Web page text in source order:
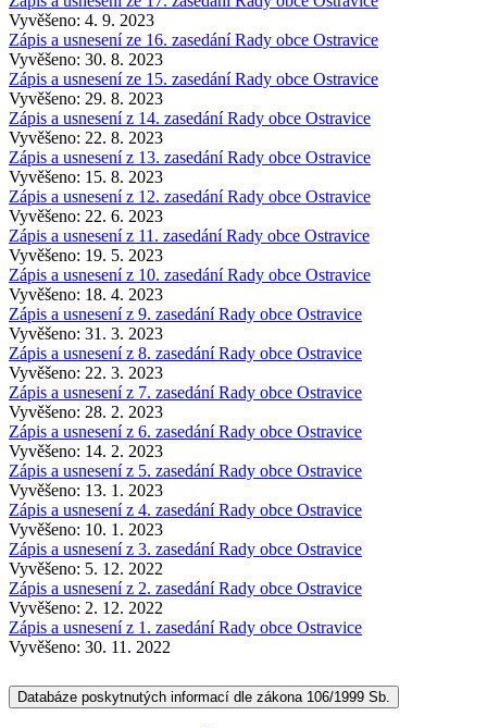
Vyvěšeno: 4. 9. 2023
Zápis a usnesení ze 16. zasedání Rady obce Ostravice
Vyvěšeno: 30. 8. 2023
Zápis a usnesení ze 15. zasedání Rady obce Ostravice
Vyvěšeno: 29. 8. 2023
Zápis a usnesení z 14. zasedání Rady obce Ostravice
Vyvěšeno: 22. 8. 2023
Zápis a usnesení z 13. zasedání Rady obce Ostravice
Vyvěšeno: 15. 8. 2023
Zápis a usnesení z 12. zasedání Rady obce Ostravice
Vyvěšeno: 22. 6. 2023
Zápis a usnesení z 11. zasedání Rady obce Ostravice
Vyvěšeno: 19. 5. 2023
Zápis a usnesení z 10. zasedání Rady obce Ostravice
Vyvěšeno: 18. 4. 2023
Zápis a usnesení z 9. zasedání Rady obce Ostravice
Vyvěšeno: 31. 3. 2023
Zápis a usnesení z 8. zasedání Rady obce Ostravice
Vyvěšeno: 22. 3. 2023
Zápis a usnesení z 7. zasedání Rady obce Ostravice
Vyvěšeno: 28. 2. 2023
Zápis a usnesení z 6. zasedání Rady obce Ostravice
Vyvěšeno: 14. 2. 2023
Zápis a usnesení z 5. zasedání Rady obce Ostravice
Vyvěšeno: 13. 1. 2023
Zápis a usnesení z 4. zasedání Rady obce Ostravice
Vyvěšeno: 10. 1. 2023
Zápis a usnesení z 3. zasedání Rady obce Ostravice
Vyvěšeno: 5. 12. 2022
Zápis a usnesení z 2. zasedání Rady obce Ostravice
Vyvěšeno: 2. 12. 2022
Zápis a usnesení z 1. zasedání Rady obce Ostravice
Vyvěšeno: 30. 11. 2022
Databáze poskytnutých informací dle zákona 106/1999 Sb.